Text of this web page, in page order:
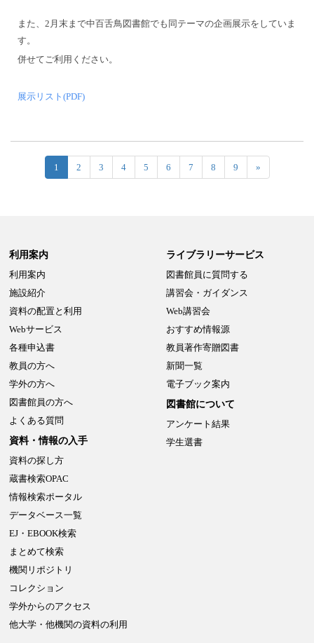
また、2月末まで中百舌鳥図書館でも同テーマの企画展示をしていま
す。
併せてご利用ください。
展示リスト(PDF)
1 2 3 4 5 6 7 8 9 »
利用案内
利用案内
施設紹介
資料の配置と利用
Webサービス
各種申込書
教員の方へ
学外の方へ
図書館員の方へ
よくある質問
資料・情報の入手
資料の探し方
蔵書検索OPAC
情報検索ポータル
データベース一覧
EJ・EBOOK検索
まとめて検索
機関リポジトリ
コレクション
学外からのアクセス
他大学・他機関の資料の利用
ライブラリーサービス
図書館員に質問する
講習会・ガイダンス
Web講習会
おすすめ情報源
教員著作寄贈図書
新聞一覧
電子ブック案内
図書館について
アンケート結果
学生選書